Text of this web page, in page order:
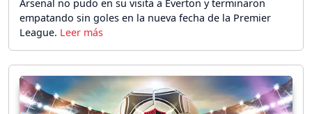
Arsenal no pudo en su visita a Everton y terminaron
empatando sin goles en la nueva fecha de la Premier
League.